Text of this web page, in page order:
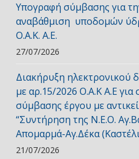
Υπογραφή σύμβασης για
αναβάθμιση υποδομών
Ο.Α.Κ. Α.Ε.
27/07/2026
Διακήρυξη ηλεκτρονικού
με αρ.15/2026 Ο.Α.Κ Α.Ε για
σύμβασης έργου με
“Συντήρηση της Ν.Ε.Ο.
Απομαρμά-Αγ.Δέκα
21/07/2026